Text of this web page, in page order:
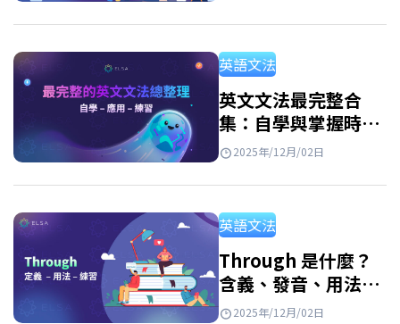
英語文法
英文文法最完整合
集：自學與掌握時態
的指南
2025年/12月/02日
英語文法
Through 是什麼？
含義、發音、用法、
例句與常用片語
2025年/12月/02日